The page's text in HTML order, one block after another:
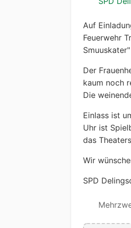
Auf
Feuerwehr
Der
kaum noch
Die
Einlass ist
Uhr ist
das
Wir
SPD